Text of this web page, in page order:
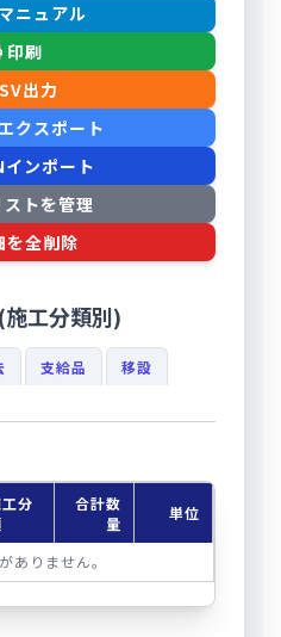
ニュアル
印刷
出力
クスポート
ンポート
トを管理
を全削除
工分類別)
支給品
移設
分
合計数
量
単位
ありません。